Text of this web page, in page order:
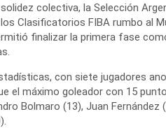
colectiva, la Selección
Clasificatorios FIBA rumbo al
finalizar la primera fase
con siete jugadores
el máximo goleador con 15
Bolmaro (13), Juan